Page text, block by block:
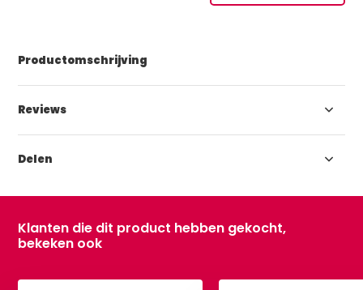
Productomschrijving
Reviews
Delen
Klanten die dit product hebben gekocht,
bekeken ook